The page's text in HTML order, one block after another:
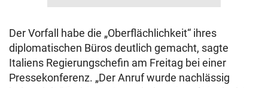
Der Vorfall habe die „Oberflächlichkeit“ ihres
diplomatischen Büros deutlich gemacht, sagte
Italiens Regierungschefin am Freitag bei einer
Pressekonferenz. „Der Anruf wurde nachlässig